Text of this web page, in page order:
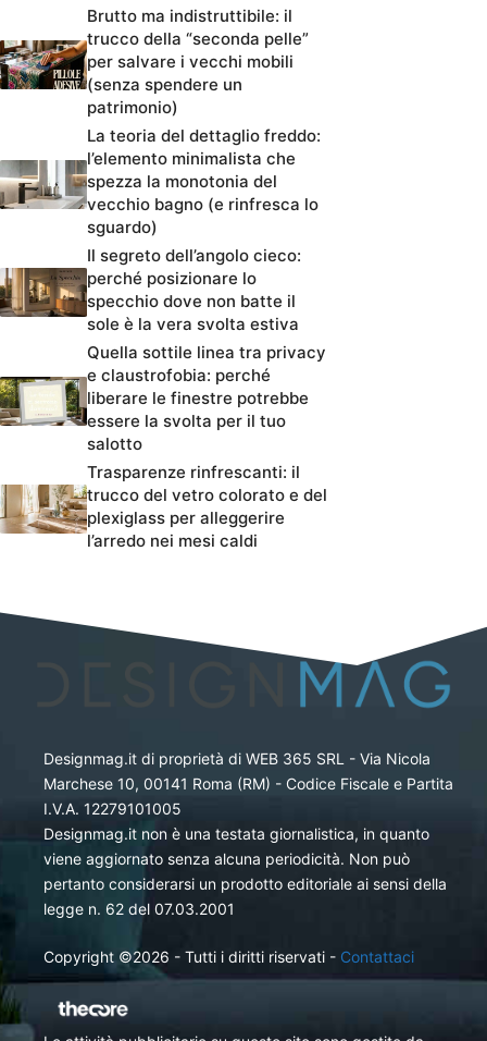
Brutto ma indistruttibile: il
trucco della “seconda pelle”
per salvare i vecchi mobili
(senza spendere un
patrimonio)
La teoria del dettaglio freddo:
l’elemento minimalista che
spezza la monotonia del
vecchio bagno (e rinfresca lo
sguardo)
Il segreto dell’angolo cieco:
perché posizionare lo
specchio dove non batte il
sole è la vera svolta estiva
Quella sottile linea tra privacy
e claustrofobia: perché
liberare le finestre potrebbe
essere la svolta per il tuo
salotto
Trasparenze rinfrescanti: il
trucco del vetro colorato e del
plexiglass per alleggerire
l’arredo nei mesi caldi
Designmag.it di proprietà di WEB 365 SRL - Via Nicola
Marchese 10, 00141 Roma (RM) - Codice Fiscale e Partita
I.V.A. 12279101005
Designmag.it non è una testata giornalistica, in quanto
viene aggiornato senza alcuna periodicità. Non può
pertanto considerarsi un prodotto editoriale ai sensi della
legge n. 62 del 07.03.2001
Copyright ©2026 - Tutti i diritti riservati - Contattaci